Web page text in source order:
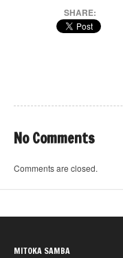
SHARE:
No Comments
Comments are closed.
MITOKA SAMBA